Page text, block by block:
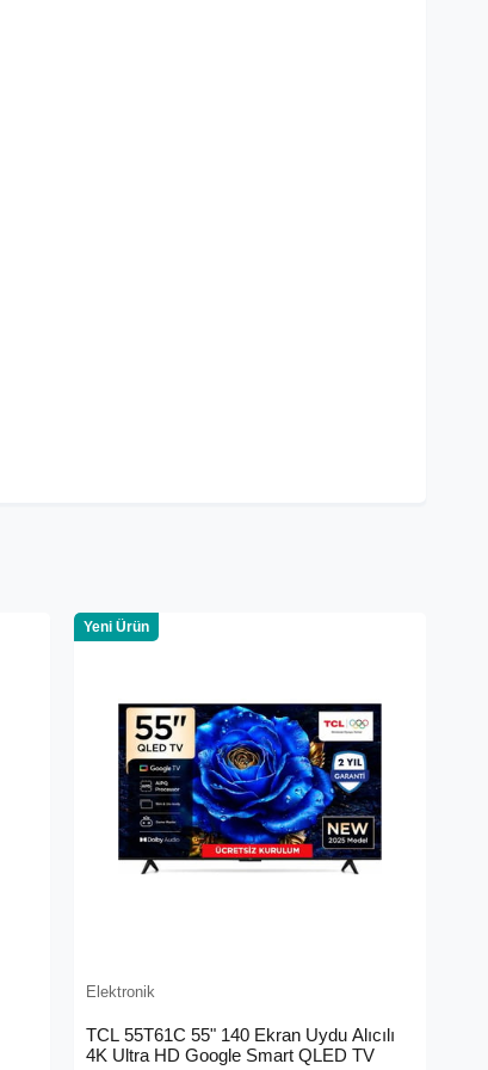
Elektronik
TCL 55T61C 55" 140 Ekran Uydu Alıcılı
4K Ultra HD Google Smart QLED TV
Yeni Ürün